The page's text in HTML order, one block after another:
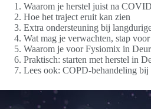
Waarom je herstel juist na
Hoe het traject eruit kan zien
Extra ondersteuning bij
Wat mag je verwachten, stap voor
Waarom je voor Fysiomix in
Praktisch: starten met herstel in
Lees ook: COPD-behandeling